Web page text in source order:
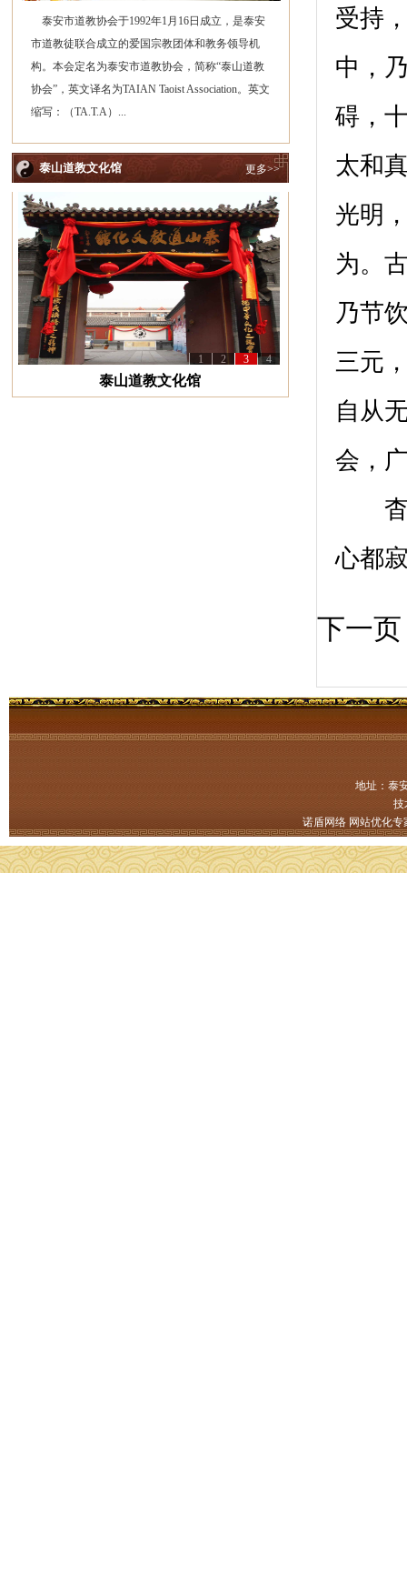
泰安市道教协会于1992年1月16日成立，是泰安
市道教徒联合成立的爱国宗教团体和教务领导机
构。本会定名为泰安市道教协会，简称“泰山道教
协会”，英文译名为TAIAN Taoist Association。英文
缩写：（TA.T.A）...
泰山道教文化馆 更多>>
4
3
2
1
泰山道教文化馆
受持
中，
碍，
太和
光明
为。
乃节
三元
自从
会，
杳杳
心都
下一
地址：泰
技
诺盾网络 网站优化专